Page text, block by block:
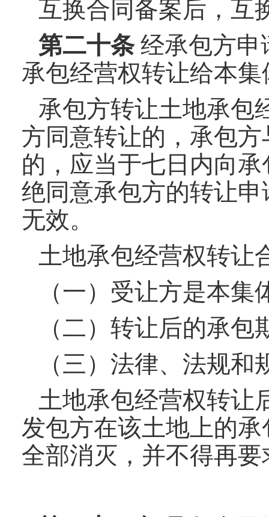
互换合同备案后，互
第二十条经承包方申
承包经营权转让给本
承包方转让土地承包
方同意转让的，承包
的，应当于七日内向
绝同意承包方的转让
无效。
土地承包经营权转让
（一）受让方是本
（二）转让后的承
（三）法律、法规
土地承包经营权转让
发包方在该土地上的
全部消灭，并不得再